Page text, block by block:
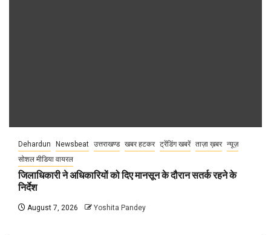
Dehardun Newsbeat उत्तराखण्ड खबर हटकर ट्रेंडिंग खबरें ताज़ा ख़बर न्यूज़
सोशल मीडिया वायरल
जिलाधिकारी ने अधिकारियों को दिए मानसून के दौरान सतर्क रहने के
निर्देश
August 7, 2026 Yoshita Pandey